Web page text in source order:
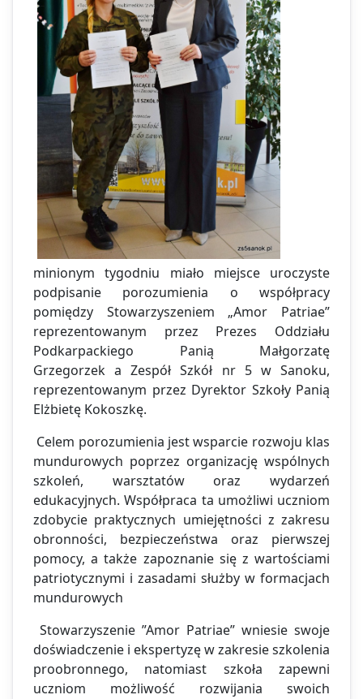
minionym tygodniu miało miejsce uroczyste
podpisanie porozumienia o współpracy
pomiędzy Stowarzyszeniem „Amor Patriae”
reprezentowanym przez Prezes Oddziału
Podkarpackiego Panią Małgorzatę
Grzegorzek a Zespół Szkół nr 5 w Sanoku,
reprezentowanym przez Dyrektor Szkoły Panią
Elżbietę Kokoszkę.
Celem porozumienia jest wsparcie rozwoju klas
mundurowych poprzez organizację wspólnych
szkoleń, warsztatów oraz wydarzeń
edukacyjnych. Współpraca ta umożliwi uczniom
zdobycie praktycznych umiejętności z zakresu
obronności, bezpieczeństwa oraz pierwszej
pomocy, a także zapoznanie się z wartościami
patriotycznymi i zasadami służby w formacjach
mundurowych
Stowarzyszenie ”Amor Patriae” wniesie swoje
doświadczenie i ekspertyzę w zakresie szkolenia
proobronnego, natomiast szkoła zapewni
uczniom możliwość rozwijania swoich